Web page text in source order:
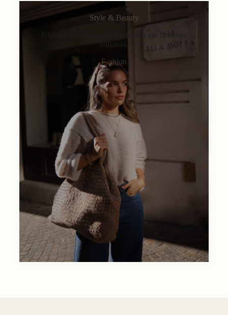
Style & Beauty
Klassisch, alltagstauglich, immer ein bisschen
Italianità.
Fashion